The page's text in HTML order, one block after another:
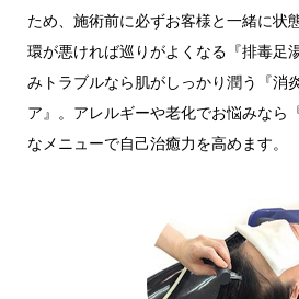
ため、施術前に必ずお客様と一緒に状
環が悪ければ巡りがよくなる『排毒足
みトラブルなら肌がしっかり潤う『消
ア』。アレルギーや老化でお悩みなら
なメニューで自己治癒力を高めます。